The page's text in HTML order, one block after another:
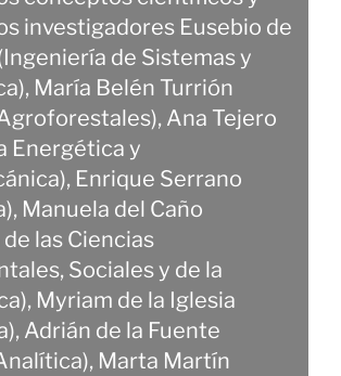
investigadores Eusebio de
de Sistemas y
María Belén Turrión
Ana Tejero
Energética y
Enrique Serrano
Manuela del Caño
las Ciencias
Sociales y de la
Myriam de la Iglesia
Adrián de la Fuente
Marta Martín